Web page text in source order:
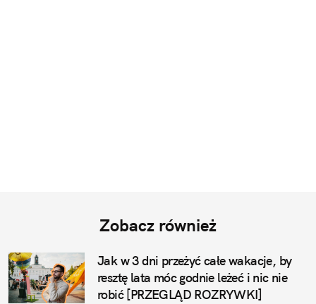
Zobacz również
Jak w 3 dni przeżyć całe wakacje, by
resztę lata móc godnie leżeć i nic nie
robić [PRZEGLĄD ROZRYWKI]